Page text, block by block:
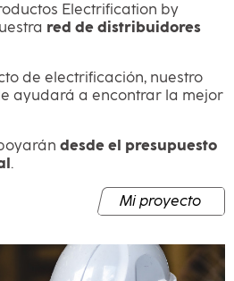
Electrification by
red de distribuidores
de electrificación, nuestro
le ayudará a encontrar la mejor
desde el presupuesto
.
Mi proyecto